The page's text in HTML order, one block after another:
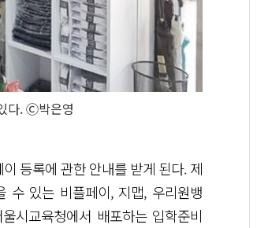
다. Ⓒ박은영
등록에 관한 안내를 받게 된다. 제
수 있는 비플페이, 지맵, 우리원뱅
시교육청에서 배포하는 입학준비